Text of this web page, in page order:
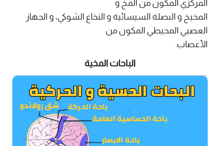
المركزي المكون من المخ و
المخيخ و البصلة السيسائية و النخاع الشوكي، و الجهاز
العصبي المحيطي المكون من
الأعصاب.
الباحات المخية